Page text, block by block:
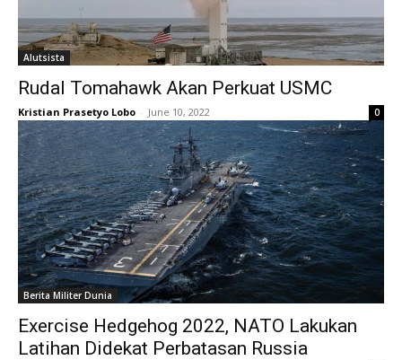
Alutsista
Rudal Tomahawk Akan Perkuat USMC
Kristian Prasetyo Lobo - June 10, 2022 0
Berita Militer Dunia
Exercise Hedgehog 2022, NATO Lakukan
Latihan Didekat Perbatasan Russia